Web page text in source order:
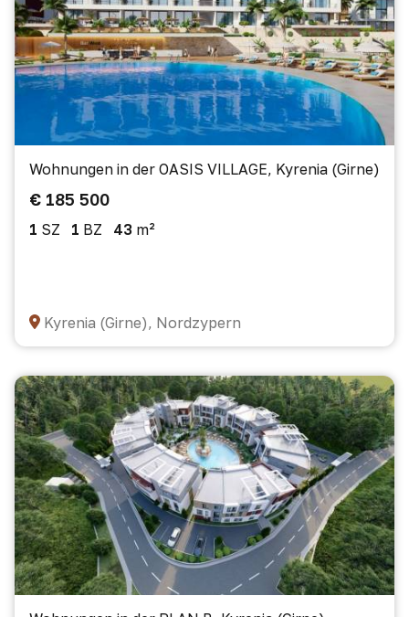
Wohnungen in der OASIS VILLAGE, Kyrenia (Girne)
€ 185 500
1 SZ 1 BZ 43 m²
Kyrenia (Girne), Nordzypern